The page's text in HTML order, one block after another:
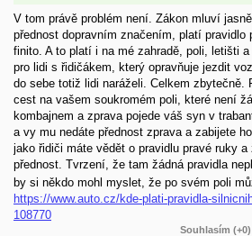
V tom právě problém není. Zákon mluví
přednost dopravním značením, platí pravidlo
finito. A to platí i na mé zahradě, poli, letišti
pro lidi s řidičákem, který opravňuje jezdit
do sebe totiž lidi naráželi. Celkem zbytečně.
cest na vašem soukromém poli, které není
kombajnem a zprava pojede váš syn v
a vy mu nedáte přednost zprava a zabijete
jako řidiči máte vědět o pravidlu pravé ruky
přednost. Tvrzení, že tam žádná pravidla
by si někdo mohl myslet, že po svém poli
https://www.auto.cz/kde-plati-pravidla-
108770
Souhlasím (+0)